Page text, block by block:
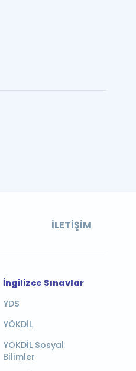
İLETIŞIM
İngilizce Sınavlar
YDS
YÖKDİL
YÖKDİL Sosyal
Bilimler